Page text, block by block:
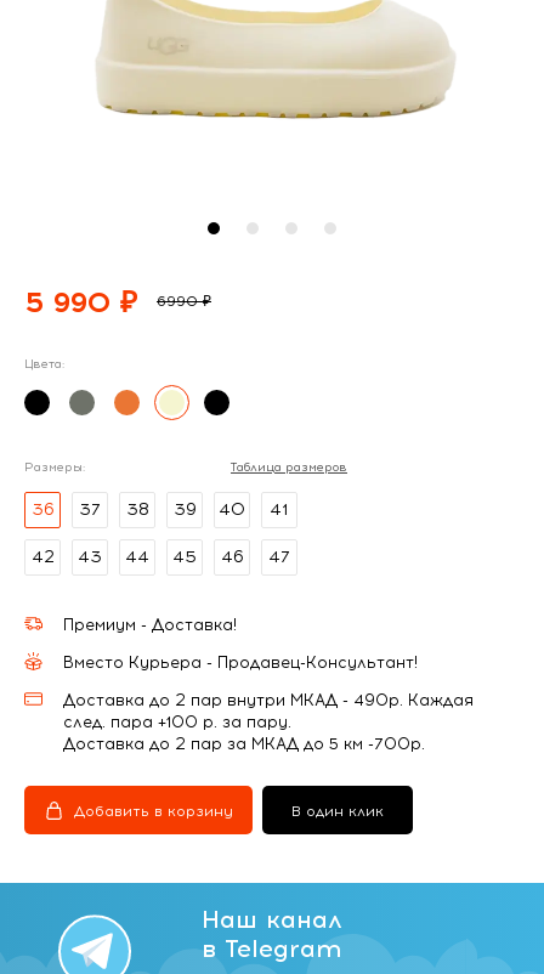
5 990 ₽ 6990 ₽
Цвета:
Размеры: Таблица размеров
36 37 38 39 40 41
42 43 44 45 46 47
Премиум - Доставка!
Вместо Курьера - Продавец-Консультант!
Доставка до 2 пар внутри МКАД - 490р. Каждая
след. пара +100 р. за пару.
Доставка до 2 пар за МКАД до 5 км -700р.
Добавить в корзину В один клик
Наш канал
в Telegram